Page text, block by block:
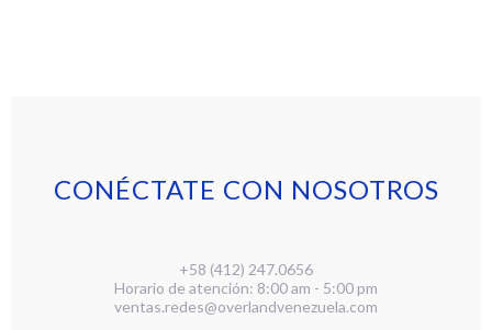
CONÉCTATE CON NOSOTROS
+58 (412) 247.0656
Horario de atención: 8:00 am - 5:00 pm
ventas.redes@overlandvenezuela.com